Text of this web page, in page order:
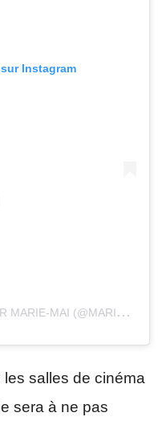
Instagram
U
NE PUBLICATION PARTAGÉE PAR MARIE-MAI (@MARIEMAIREAL)
salles de cinéma
sera à ne pas